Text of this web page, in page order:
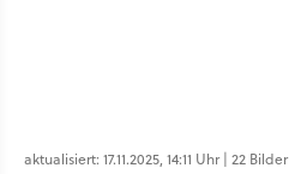
aktualisiert: 17.11.2025, 14:11 Uhr | 22 Bilder